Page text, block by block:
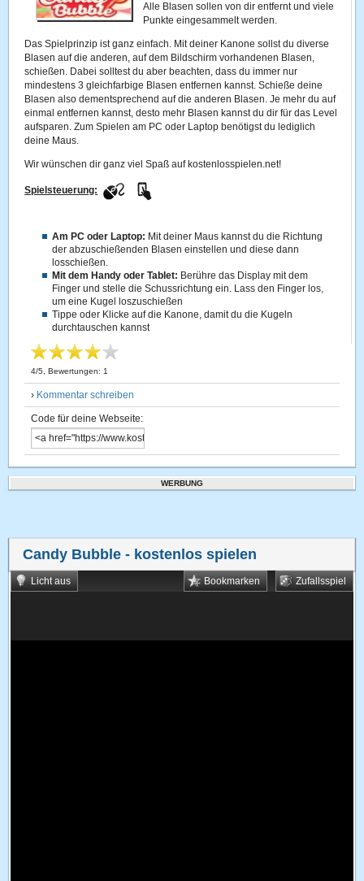
Alle Blasen sollen von dir entfernt und viele
Punkte eingesammelt werden.
Das Spielprinzip ist ganz einfach. Mit deiner Kanone sollst du diverse
Blasen auf die anderen, auf dem Bildschirm vorhandenen Blasen,
schießen. Dabei solltest du aber beachten, dass du immer nur
mindestens 3 gleichfarbige Blasen entfernen kannst. Schieße deine
Blasen also dementsprechend auf die anderen Blasen. Je mehr du auf
einmal entfernen kannst, desto mehr Blasen kannst du dir für das Level
aufsparen. Zum Spielen am PC oder Laptop benötigst du lediglich
deine Maus.
Wir wünschen dir ganz viel Spaß auf kostenlosspielen.net!
Spielsteuerung:
Am PC oder Laptop: Mit deiner Maus kannst du die Richtung
der abzuschießenden Blasen einstellen und diese dann
losschießen.
Mit dem Handy oder Tablet: Berühre das Display mit dem
Finger und stelle die Schussrichtung ein. Lass den Finger los,
um eine Kugel loszuschießen
Tippe oder Klicke auf die Kanone, damit du die Kugeln
durchtauschen kannst
4/5 , Bewertungen: 1
› Kommentar schreiben
Code für deine Webseite:
WERBUNG
Candy Bubble - kostenlos spielen
Licht aus Zufallsspiel
Bookmarken